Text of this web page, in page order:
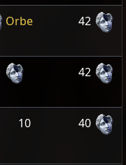
Orbe
42
42
10
40